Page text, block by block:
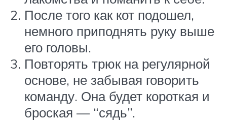
После того как кот подошел,
немного приподнять руку выше
его головы.
Повторять трюк на регулярной
основе, не забывая говорить
команду. Она будет короткая и
броская — “сядь”.